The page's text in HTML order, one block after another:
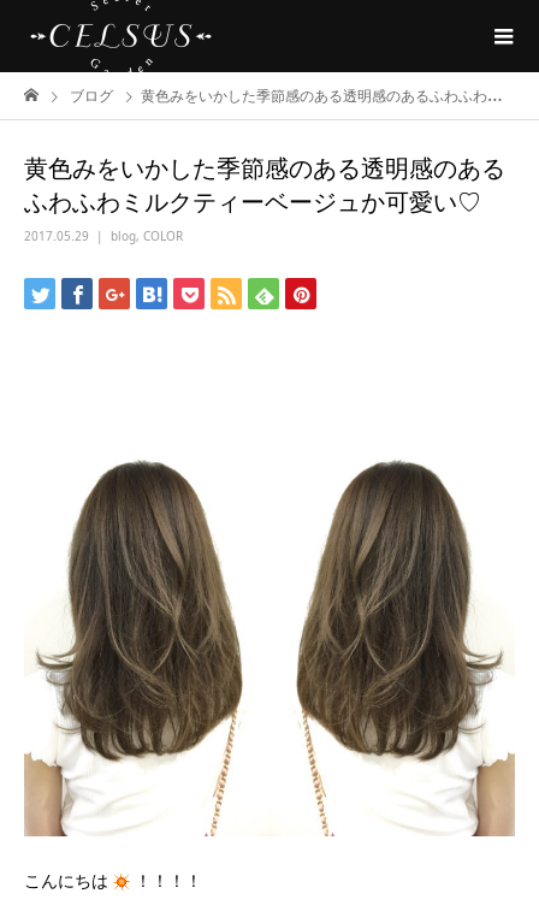
ブログ 黄色みをいかした季節感のある透明感のあるふわふわミルクティーベージュか可愛い♡
黄色みをいかした季節感のある透明感のある
ふわふわミルクティーベージュか可愛い♡
2017.05.29 blog, COLOR
こんにちは ！！！！